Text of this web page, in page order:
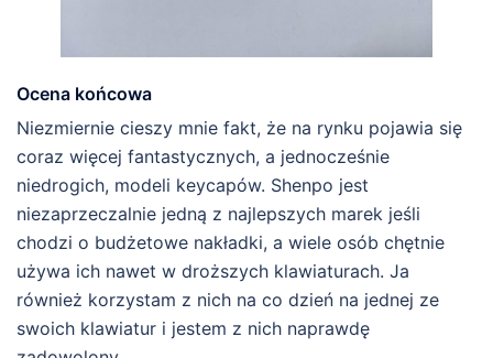
Ocena końcowa
Niezmiernie cieszy mnie fakt, że na rynku pojawia się
coraz więcej fantastycznych, a jednocześnie
niedrogich, modeli keycapów. Shenpo jest
niezaprzeczalnie jedną z najlepszych marek jeśli
chodzi o budżetowe nakładki, a wiele osób chętnie
używa ich nawet w droższych klawiaturach. Ja
również korzystam z nich na co dzień na jednej ze
swoich klawiatur i jestem z nich naprawdę